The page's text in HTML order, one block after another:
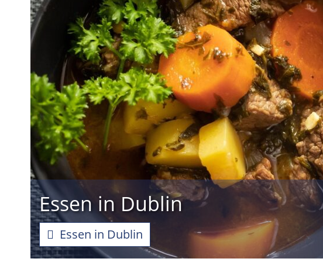
Essen in Dublin
Essen in Dublin